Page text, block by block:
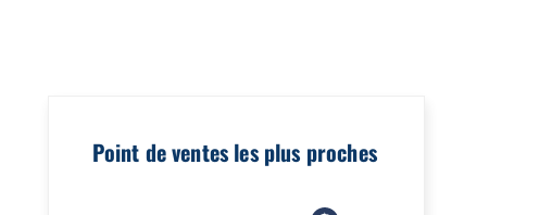
Point de ventes les plus proches